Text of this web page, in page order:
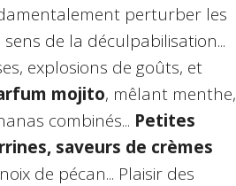
perturber les
de la déculpabilisation...
explosions de goûts, et
mojito, mêlant menthe,
combinés... Petites
saveurs de crèmes
de pécan... Plaisir des